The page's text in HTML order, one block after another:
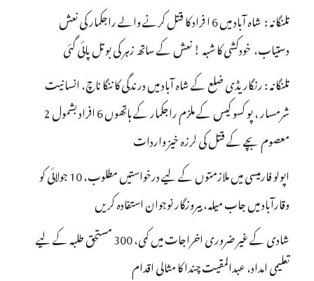
تلنگانہ : شاہ آباد میں 6 ا فراد کا قتل کرنے والے راجکمار کی نعش
دستیاب، خودکشی کا شبہ ! نعش کے ساتھ زہر کی بوتل پائی گئی
تلنگانہ : رنگاریڈی ضلع کے شاہ آباد میں درندگی کا ننگا ناچ، انسانیت
شرمسار ، پو کسو کیس کے ملزم راجکمار کے ہاتھوں 6 افراد بشمول 2
معصوم بچے کے قتل کی لرزہ خیز واردات
اپولو فارمیسی میں ملازمتوں کے لیے درخواستیں مطلوب، 10 جولائی کو
وقارآباد میں جاب میلہ، بیروزگار نوجوان استفادہ کریں
شادی کے غیر ضروری اخراجات میں کمی، 300 مستحق طلبہ کے لیے
تعلیمی امداد، عبدالمقیت چندا کا مثالی اقدام